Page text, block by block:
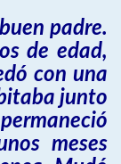
padre.
de edad,
con una
junto
meses